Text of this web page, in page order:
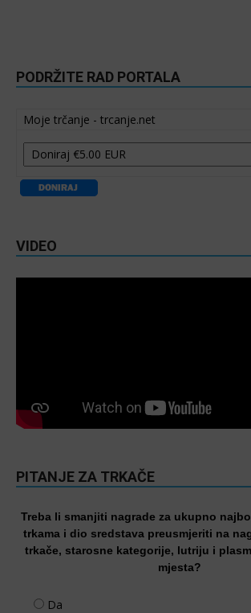
PODRŽITE RAD PORTALA
Moje trčanje - trcanje.net
VIDEO
PITANJE ZA TRKAČE
Treba li smanjiti nagrade za ukupno
trkama i dio sredstava preusmjeriti na
trkače, starosne kategorije, lutriju i
mjesta?
Da